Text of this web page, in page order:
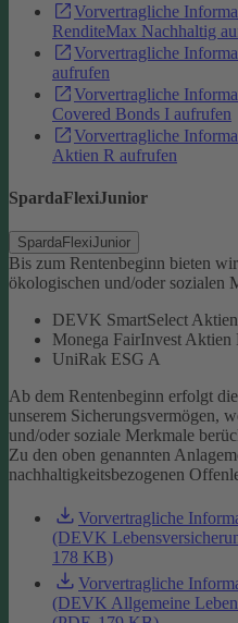
Vorvertragliche
RenditeMax Nachhaltig
Vorvertragliche
aufrufen
Vorvertragliche
Covered Bonds I aufrufen
Vorvertragliche
Aktien R aufrufen
SpardaFlexiJunior
SpardaFlexiJunior
Bis zum Rentenbeginn bieten
ökologischen und/oder sozialen
DEVK SmartSelect
Monega FairInvest Aktien
UniRak ESG A
Ab dem Rentenbeginn erfolgt
unserem Sicherungsvermögen,
und/oder soziale Merkmale
Zu den oben genannten
nachhaltigkeitsbezogenen
Vorvertragliche
(DEVK
178 KB)
Vorvertragliche
(DEVK Allgemeine